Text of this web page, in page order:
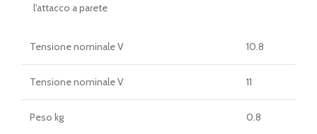
l'attacco a parete
Tensione nominale V 10.8
Tensione nominale V 11
Peso kg 0.8